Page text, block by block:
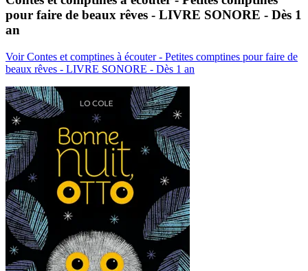
pour faire de beaux rêves - LIVRE SONORE - Dès 1
an
Voir Contes et comptines à écouter - Petites comptines pour faire de
beaux rêves - LIVRE SONORE - Dès 1 an